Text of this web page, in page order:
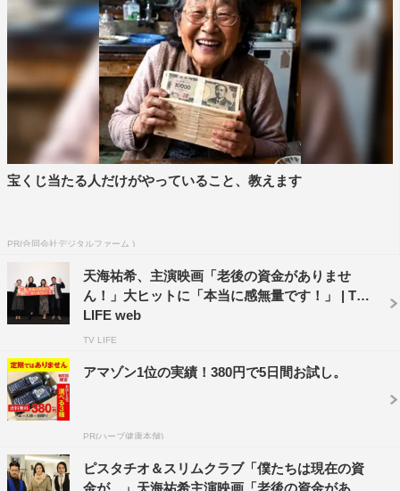
こんなに切羽詰まった主人公なんです。私が演じるこの主
人公が、次々起こる困難や悩みにどの様に立ち向かうの
か。きっと何かしらは、皆様共感して頂けるのではないか
と思います。ちょっと笑えてちょっと切なく、そして、た
っぷり優しいハートフルな映画です。ぜひ、楽しみにして
いただけたらと思います。しかしながら私は、このポスタ
ーが貼られ出したら街を歩けるのか。楽しみで幸せであり
天海祐希
宝くじ当たる人だけがやっていること、教えます
PR(合同会社デジタルファーム )
天海祐希、主演映画「老後の資金がありませ
ん！」大ヒットに「本当に感無量です！」 | TV
LIFE web
TV LIFE
アマゾン1位の実績！380円で5日間お試し。
PR(ハーブ健康本舗)
ピスタチオ＆スリムクラブ「僕たちは現在の資
金が…」天海祐希主演映画「老後の資金があり